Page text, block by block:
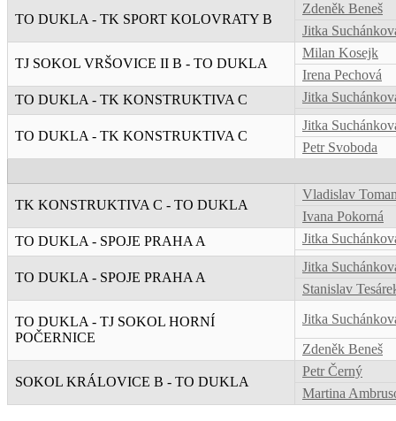
TO DUKLA - TK SPORT KOLOVRATY B
Zdeněk Beneš
Jitka
TJ SOKOL VRŠOVICE II B - TO DUKLA
Milan Kosejk
Irena Pechová
TO DUKLA - TK KONSTRUKTIVA C
Jitka
TO DUKLA - TK KONSTRUKTIVA C
Jitka
Petr Svoboda
TK KONSTRUKTIVA C - TO DUKLA
Vladislav
Ivana Pokorná
TO DUKLA - SPOJE PRAHA A
Jitka
TO DUKLA - SPOJE PRAHA A
Jitka
Stanislav
TO DUKLA - TJ SOKOL HORNÍ
POČERNICE
Jitka
Zdeněk Beneš
SOKOL KRÁLOVICE B - TO DUKLA
Petr Černý
Martina